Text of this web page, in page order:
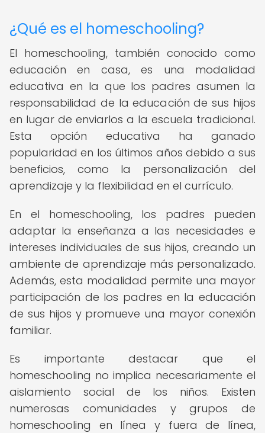
¿Qué es el homeschooling?
El homeschooling, también conocido como
educación en casa, es una modalidad
educativa en la que los padres asumen la
responsabilidad de la educación de sus hijos
en lugar de enviarlos a la escuela tradicional.
Esta opción educativa ha ganado
popularidad en los últimos años debido a sus
beneficios, como la personalización del
aprendizaje y la flexibilidad en el currículo.
En el homeschooling, los padres pueden
adaptar la enseñanza a las necesidades e
intereses individuales de sus hijos, creando un
ambiente de aprendizaje más personalizado.
Además, esta modalidad permite una mayor
participación de los padres en la educación
de sus hijos y promueve una mayor conexión
familiar.
Es importante destacar que el
homeschooling no implica necesariamente el
aislamiento social de los niños. Existen
numerosas comunidades y grupos de
homeschooling en línea y fuera de línea,